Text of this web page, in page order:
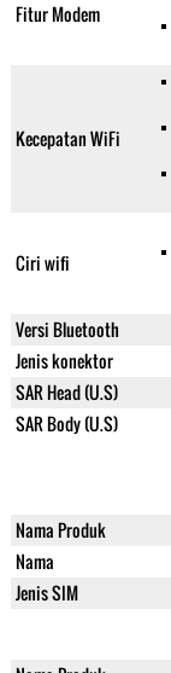
Fitur Modem
Kecepatan WiFi
Ciri wifi
Versi Bluetooth
Jenis konektor
SAR Head (U.S)
SAR Body (U.S)
Nama Produk
Nama
Jenis SIM